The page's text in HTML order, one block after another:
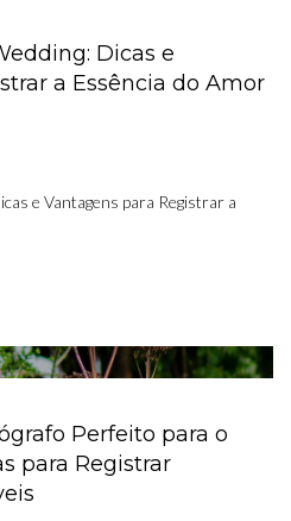
Dicas e
a Essência do Amor
e Vantagens para Registrar a
Perfeito para o
para Registrar